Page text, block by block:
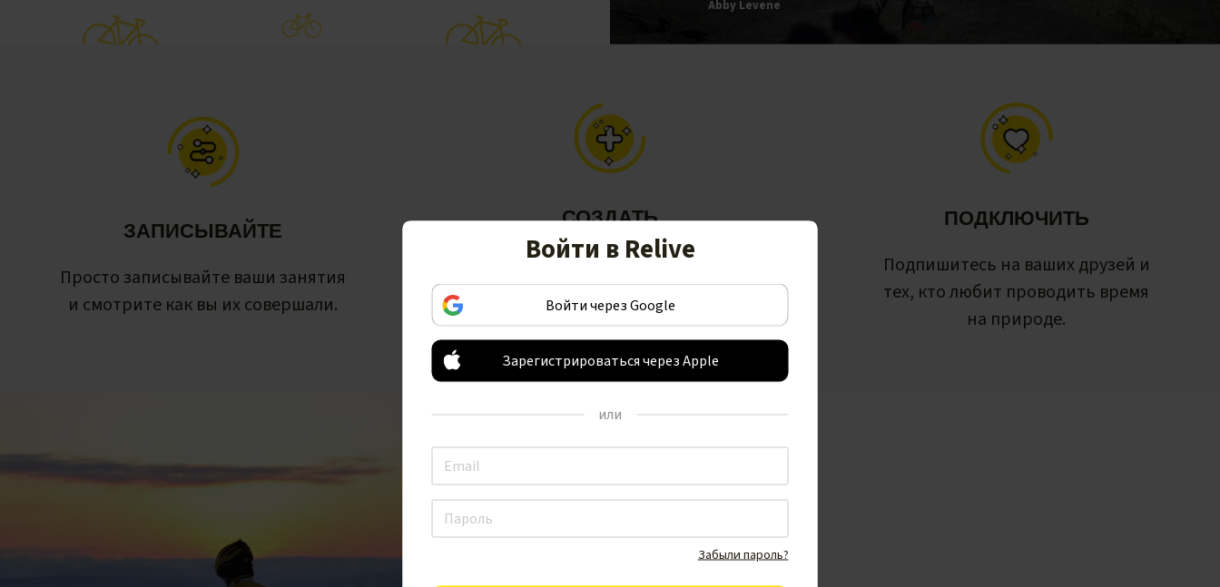
Abby Levene
ЗАПИСЫВАЙТЕ
Просто записывайте ваши занятия
и смотрите как вы их совершали.
СОЗДАТЬ
Превратите свои занятия в
красивые истории, включающие
анимационные 3D видео.
ПОДКЛЮЧИТЬ
Подпишитесь на ваших друзей и
тех, кто любит проводить время
на природе.
Войти в Relive
Войти через Google
Зарегистрироваться через Apple
или
Забыли пароль?